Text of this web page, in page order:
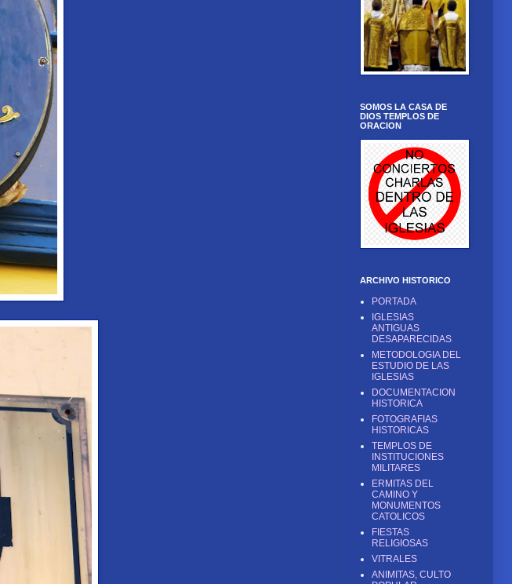
SOMOS LA CASA DE
DIOS TEMPLOS DE
ORACION
ARCHIVO HISTORICO
PORTADA
IGLESIAS
ANTIGUAS
DESAPARECIDAS
METODOLOGIA DEL
ESTUDIO DE LAS
IGLESIAS
DOCUMENTACION
HISTORICA
FOTOGRAFIAS
HISTORICAS
TEMPLOS DE
INSTITUCIONES
MILITARES
ERMITAS DEL
CAMINO Y
MONUMENTOS
CATOLICOS
FIESTAS
RELIGIOSAS
VITRALES
ANIMITAS, CULTO